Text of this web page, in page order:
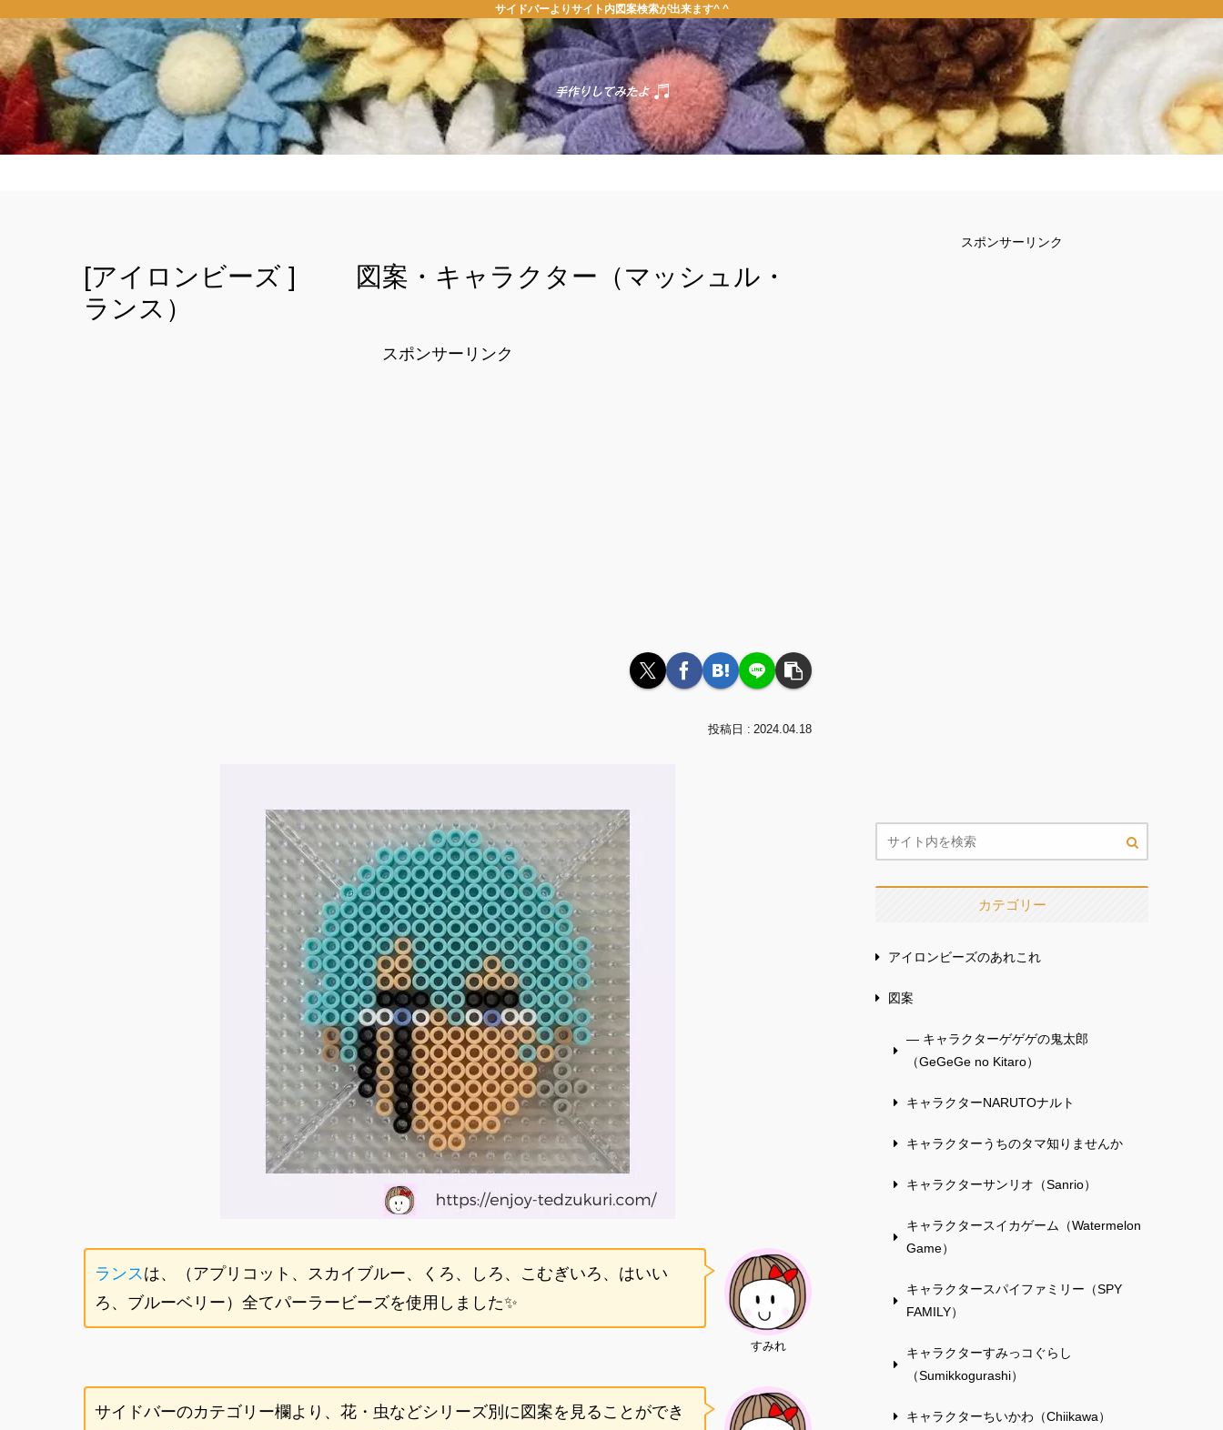
サイドバーよりサイト内図案検索が出来ます^ ^
[アイロンビーズ ] 図案・キャラクター（マッシュル・
ランス）
スポンサーリンク
2024.04.18
すみれ
ランスは、（アプリコット、スカイブルー、くろ、しろ、こむぎいろ、はいい
ろ、ブルーベリー）全てパーラービーズを使用しました✨
サイドバーのカテゴリー欄より、花・虫などシリーズ別に図案を見ることができ
スポンサーリンク
カテゴリー
アイロンビーズのあれこれ
図案
— キャラクターゲゲゲの鬼太郎
（GeGeGe no Kitaro）
キャラクターNARUTOナルト
キャラクターうちのタマ知りませんか
キャラクターサンリオ（Sanrio）
キャラクタースイカゲーム（Watermelon
Game）
キャラクタースパイファミリー（SPY
FAMILY）
キャラクターすみっコぐらし
（Sumikkogurashi）
キャラクターちいかわ（Chiikawa）